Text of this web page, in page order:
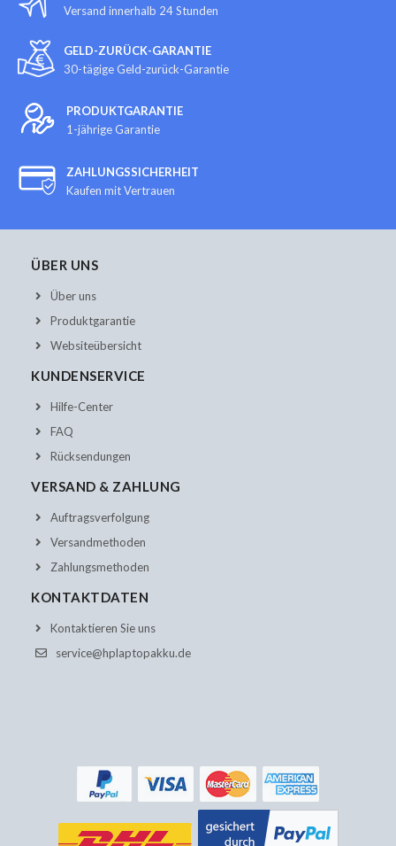
Versand innerhalb 24 Stunden
GELD-ZURÜCK-GARANTIE
30-tägige Geld-zurück-Garantie
PRODUKTGARANTIE
1-jährige Garantie
ZAHLUNGSSICHERHEIT
Kaufen mit Vertrauen
ÜBER UNS
Über uns
Produktgarantie
Websiteübersicht
KUNDENSERVICE
Hilfe-Center
FAQ
Rücksendungen
VERSAND & ZAHLUNG
Auftragsverfolgung
Versandmethoden
Zahlungsmethoden
KONTAKTDATEN
Kontaktieren Sie uns
service@hplaptopakku.de